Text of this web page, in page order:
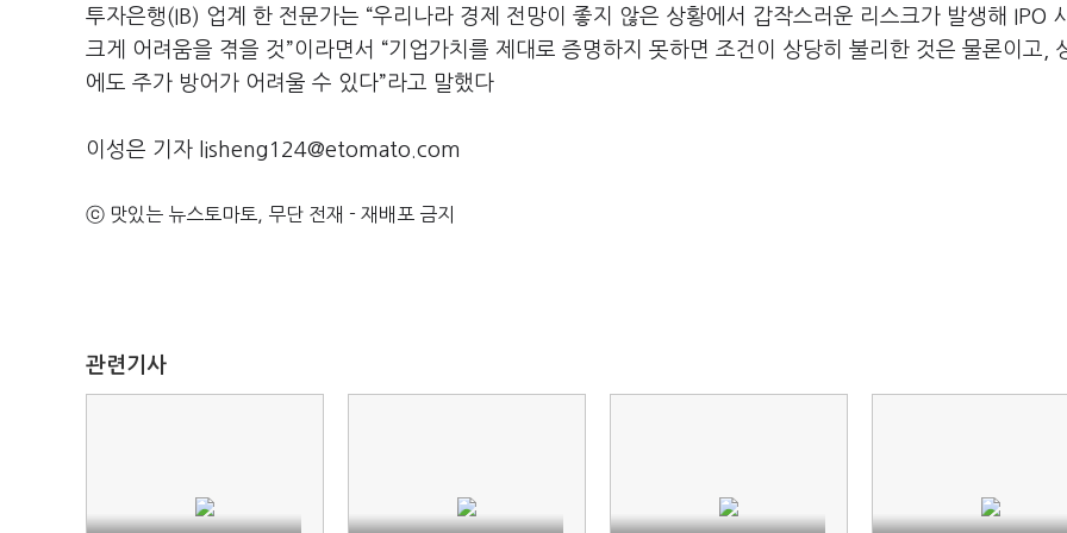
투자은행(IB) 업계 한 전문가는 “우리나라 경제 전망이 좋지 않은 상황에서 갑작스러운 리스크가 발생해 IPO
크게 어려움을 겪을 것”이라면서 “기업가치를 제대로 증명하지 못하면 조건이 상당히 불리한 것은 물론이고,
에도 주가 방어가 어려울 수 있다”라고 말했다
이성은 기자 lisheng124@etomato.com
ⓒ 맛있는 뉴스토마토, 무단 전재 - 재배포 금지
관련기사